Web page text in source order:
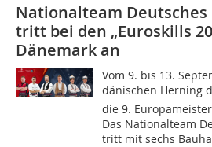
Nationalteam Deutsches
tritt bei den „Euroskills
Dänemark an
Vom 9. bis 13.
dänischen Herning
die 9.
Das Nationalteam
tritt mit sechs